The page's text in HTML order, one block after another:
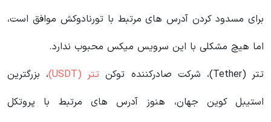
برای مسدود کردن آدرس های مرتبط با تورنادوکش موافق است،
اما هیچ مشکلی با این سرویس میکس محبوب ندارد.
تتر (Tether)، شرکت صادرکننده توکن
تتر (USDT)
، بزرگترین
استیبل کوین جهان، هنوز آدرس های مرتبط با پروتکل